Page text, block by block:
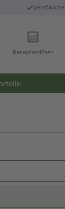
persönliche
Rezept einlösen